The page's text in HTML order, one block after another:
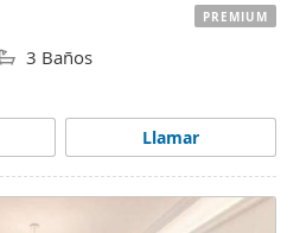
3 Baños
Llamar
PREMIUM